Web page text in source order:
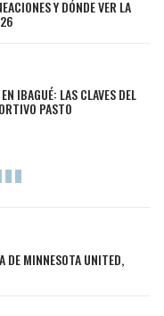
Y DÓNDE VER LA
IBAGUÉ: LAS CLAVES DEL
PASTO
DE MINNESOTA UNITED,